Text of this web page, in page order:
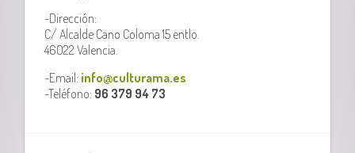
-Dirección:
C/ Alcalde Cano Coloma 15 entlo.
46022 Valencia.
-Email: info@culturama.es
-Teléfono: 96 379 94 73